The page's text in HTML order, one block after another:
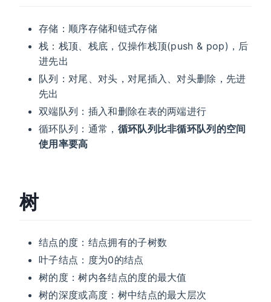
存储：顺序存储和链式存储
栈：栈顶、栈底，仅操作栈顶(push & pop)，后
进先出
队列：对尾、对头，对尾插入、对头删除，先进
先出
双端队列：插入和删除在表的两端进行
循环队列：通常， 循环队列比非循环队列的空间
使用率要高
树
结点的度：结点拥有的子树数
叶子结点：度为0的结点
树的度：树内各结点的度的最大值
树的深度或高度：树中结点的最大层次